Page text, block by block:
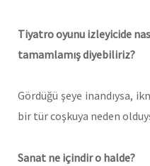
Tiyatro oyunu izleyicide
tamamlamış diyebiliriz?
Gördüğü şeye inandıysa,
bir tür coşkuya neden
Sanat ne içindir o halde?